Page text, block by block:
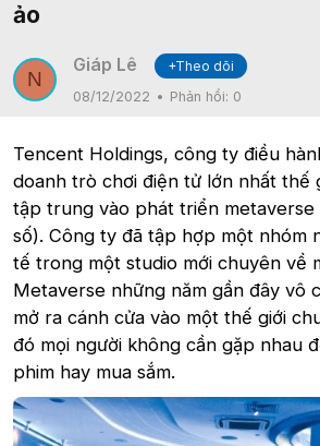
ảo
N
Giáp Lê
+Theo dõi
08/12/2022
Phản hồi: 0
Tencent Holdings, công ty điều
doanh trò chơi điện tử lớn nhất thế
tập trung vào phát triển
số). Công ty đã tập hợp một nhóm
tế trong một studio mới chuyên về
Metaverse những năm gần đây vô
mở ra cánh cửa vào một thế giới
đó mọi người không cần gặp nhau
phim hay mua sắm.